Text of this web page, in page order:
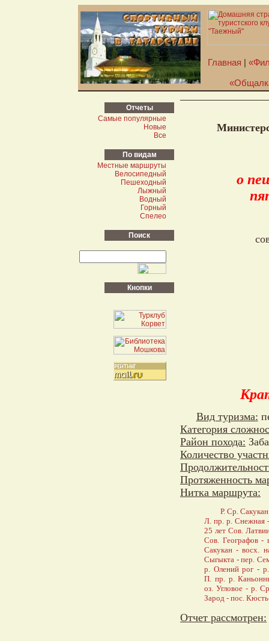
Главная |
Отчеты
Самые популярные
Новые
Все
По видам
Местные маршруты
Велосипедный
Пешеходный
Лыжный
Водный
Горный
Спелео
Поиск
Кнопки
о
Вид туризма:
Категория
Район похода:
Количество
Протяженность
Нитка маршрута:
Р. Ср.
Л. пр. р. Снежная
25 лет Сов.
Сов. Географов -
Сакукан - восх.
Сыгыкта - пер.
р. Олений рог -
П. пр. р.
оз. Угловое - р.
Зарод - пос.
Отчет рассмотрен: